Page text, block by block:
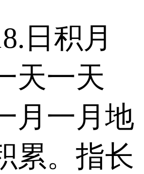
积月
天一天
月一月地
累。指长